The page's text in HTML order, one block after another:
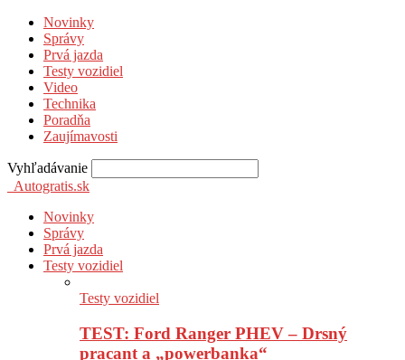
Novinky
Správy
Prvá jazda
Testy vozidiel
Video
Technika
Poradňa
Zaujímavosti
Vyhľadávanie
Autogratis.sk
Novinky
Správy
Prvá jazda
Testy vozidiel
Testy vozidiel
TEST: Ford Ranger PHEV – Drsný
pracant a „powerbanka“